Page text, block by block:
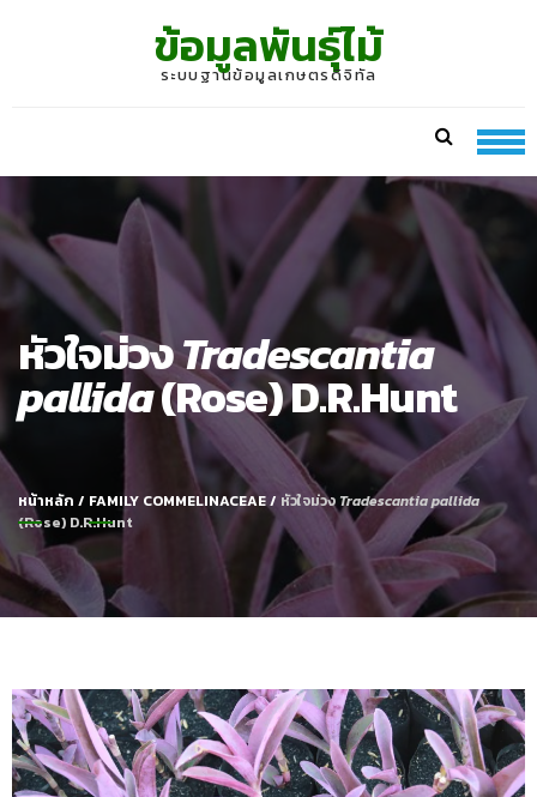
ข้อมูลพันธุ์ไม้
ระบบฐานข้อมูลเกษตรดิจิทัล
หัวใจม่วงTradescantia
pallida(Rose) D.R.Hunt
หน้าหลัก / FAMILY COMMELINACEAE/ หัวใจม่วง Tradescantia pallida
(Rose) D.R.Hunt